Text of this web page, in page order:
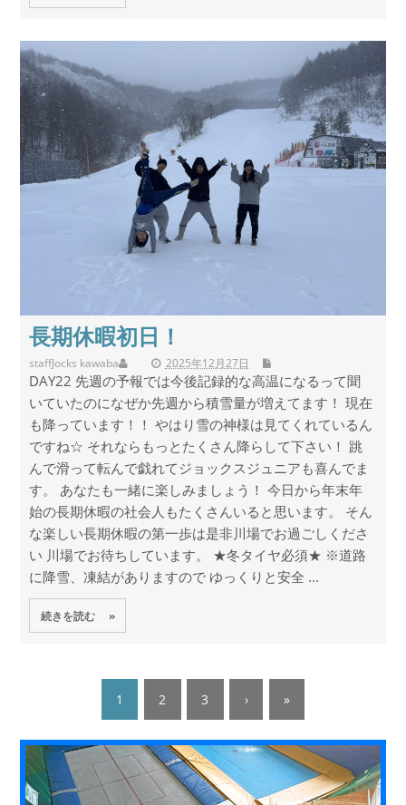
長期休暇初日！
staff 2025年12月27日
Jocks kawaba
DAY22 先週の予報では今後記録的な高温になるって聞
いていたのになぜか先週から積雪量が増えてます！ 現在
も降っています！！ やはり雪の神様は見てくれているん
ですね☆ それならもっとたくさん降らして下さい！ 跳
んで滑って転んで戯れてジョックスジュニアも喜んでま
す。 あなたも一緒に楽しみましょう！ 今日から年末年
始の長期休暇の社会人もたくさんいると思います。 そん
な楽しい長期休暇の第一歩は是非川場でお過ごしくださ
い 川場でお待ちしています。 ★冬タイヤ必須★ ※道路
に降雪、凍結がありますので ゆっくりと安全 ...
続きを読む »
1 2 3 › »